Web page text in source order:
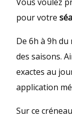
pour votre
De 6h à 9h
des saisons.
exactes au
application
Sur ce